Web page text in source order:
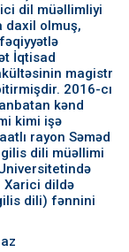
dil müəllimliyi
daxil olmuş,
İqtisad
magistr
2016-cı
kənd
kimi işə
rayon Səməd
dili müəllimi
Xarici dildə
dili) fənnini